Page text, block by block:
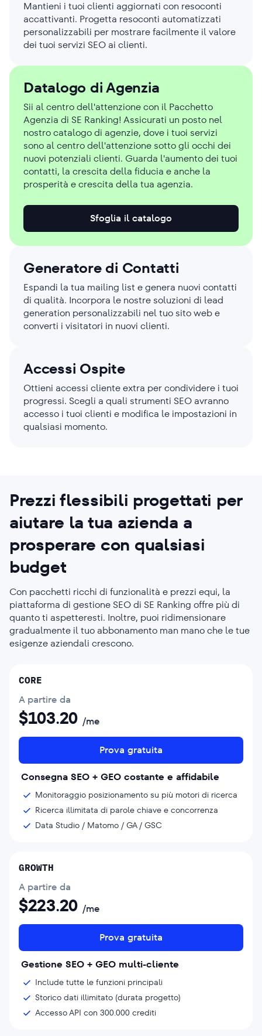
Mantieni i tuoi clienti aggiornati con resoconti
accattivanti. Progetta resoconti automatizzati
personalizzabili per mostrare facilmente il valore
dei tuoi servizi SEO ai clienti.
Datalogo di Agenzia
Sii al centro dell'attenzione con il Pacchetto
Agenzia di SE Ranking! Assicurati un posto nel
nostro catalogo di agenzie, dove i tuoi servizi
sono al centro dell'attenzione sotto gli occhi dei
nuovi potenziali clienti. Guarda l'aumento dei tuoi
contatti, la crescita della fiducia e anche la
prosperità e crescita della tua agenzia.
Sfoglia il catalogo
Generatore di Contatti
Espandi la tua mailing list e genera nuovi contatti
di qualità. Incorpora le nostre soluzioni di lead
generation personalizzabili nel tuo sito web e
converti i visitatori in nuovi clienti.
Accessi Ospite
Ottieni accessi cliente extra per condividere i tuoi
progressi. Scegli a quali strumenti SEO avranno
accesso i tuoi clienti e modifica le impostazioni in
qualsiasi momento.
Prezzi flessibili progettati per
aiutare la tua azienda a
prosperare con qualsiasi
budget
Con pacchetti ricchi di funzionalità e prezzi equi, la
piattaforma di gestione SEO di SE Ranking offre più di
quanto ti aspetteresti. Inoltre, puoi ridimensionare
gradualmente il tuo abbonamento man mano che le tue
esigenze aziendali crescono.
CORE
A partire da
$103.20 /me
Prova gratuita
Consegna SEO + GEO costante e affidabile
Monitoraggio posizionamento su più motori di ricerca
Ricerca illimitata di parole chiave e concorrenza
Data Studio / Matomo / GA / GSC
GROWTH
A partire da
$223.20 /me
Prova gratuita
Gestione SEO + GEO multi-cliente
Include tutte le funzioni principali
Storico dati illimitato (durata progetto)
Accesso API con 300.000 crediti